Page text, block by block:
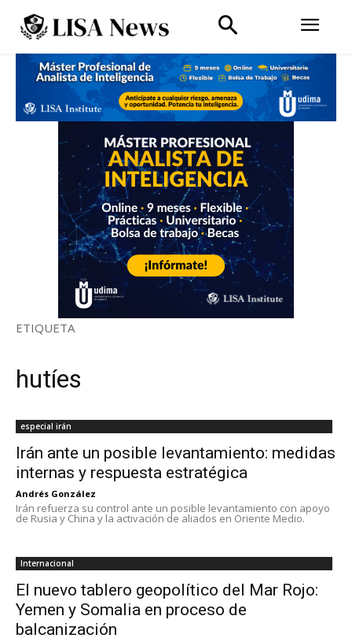
ETIQUETA
hutíes
especial irán
Irán ante un posible levantamiento: medidas
internas y respuesta estratégica
Andrés González
Irán refuerza su control ante un posible levantamiento con apoyo
de Rusia y China y la activación de aliados en Oriente Medio.
Internacional
El nuevo tablero geopolítico del Mar Rojo:
Yemen y Somalia en proceso de
balcanización